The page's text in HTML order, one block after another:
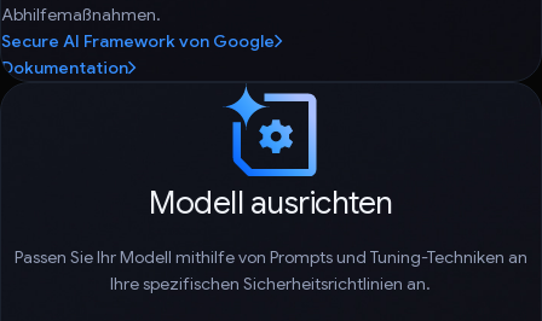
Abhilfemaßnahmen.
Secure AI Framework von Google
Dokumentation
Modell ausrichten
Passen Sie Ihr Modell mithilfe von Prompts und Tuning-Techniken an
Ihre spezifischen Sicherheitsrichtlinien an.